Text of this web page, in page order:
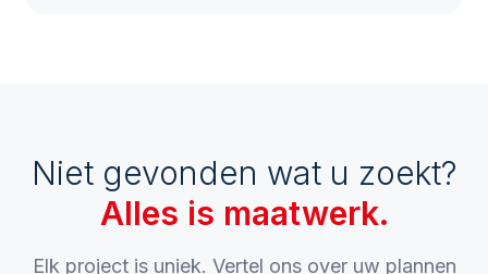
Niet gevonden wat u zoekt?
Alles is maatwerk.
Elk project is uniek. Vertel ons over uw plannen